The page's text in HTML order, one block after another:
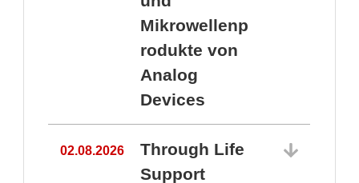
Mikrowellenp
rodukte von
Analog
Devices
02.08.2026
Through Life
Support